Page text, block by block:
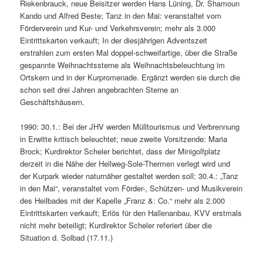
Riekenbrauck, neue Beisitzer werden Hans Lüning, Dr. Shamoun
Kando und Alfred Beste; Tanz in den Mai: veranstaltet vom
Förderverein und Kur- und Verkehrsverein; mehr als 3.000
Eintrittskarten verkauft; In der diesjährigen Adventszeit
erstrahlen zum ersten Mal doppel-schweifartige, über die Straße
gespannte Weihnachtssterne als Weihnachtsbeleuchtung im
Ortskern und in der Kurpromenade. Ergänzt werden sie durch die
schon seit drei Jahren angebrachten Sterne an
Geschäftshäusern.
1990: 30.1.: Bei der JHV werden Mülltourismus und Verbrennung
in Erwitte kritisch beleuchtet; neue zweite Vorsitzende: Maria
Brock; Kurdirektor Scheler berichtet, dass der Minigolfplatz
derzeit in die Nähe der Hellweg-Sole-Thermen verlegt wird und
der Kurpark wieder naturnäher gestaltet werden soll; 30.4.: „Tanz
in den Mai“, veranstaltet vom Förder-, Schützen- und Musikverein
des Heilbades mit der Kapelle „Franz &: Co.“ mehr als 2.000
Eintrittskarten verkauft; Erlös für den Hallenanbau. KVV erstmals
nicht mehr beteiligt; Kurdirektor Scheler referiert über die
Situation d. Solbad (17.11.)